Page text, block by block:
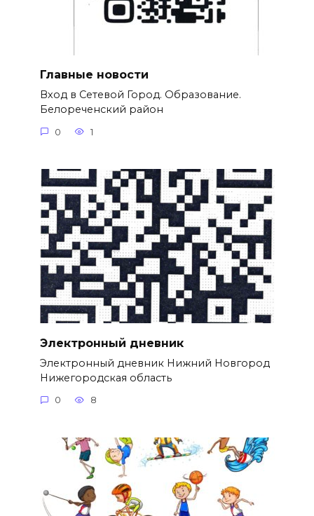
Главные новости
Вход в Сетевой Город. Образование.
Белореченский район
0 1
Электронный дневник
Электронный дневник Нижний Новгород
Нижегородская область
0 8